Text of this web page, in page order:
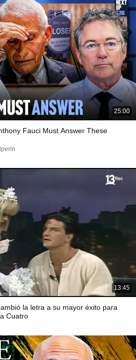
25:00
Fauci Must Answer These
13:45
la letra a su mayor éxito para
Cuatro